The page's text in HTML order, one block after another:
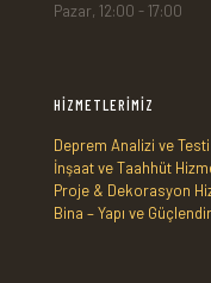
Pazar, 12:00 - 17:00
HİZMETLERİMİZ
Deprem Analizi ve Testi
İnşaat ve Taahhüt
Proje & Dekorasyon
Bina – Yapı ve